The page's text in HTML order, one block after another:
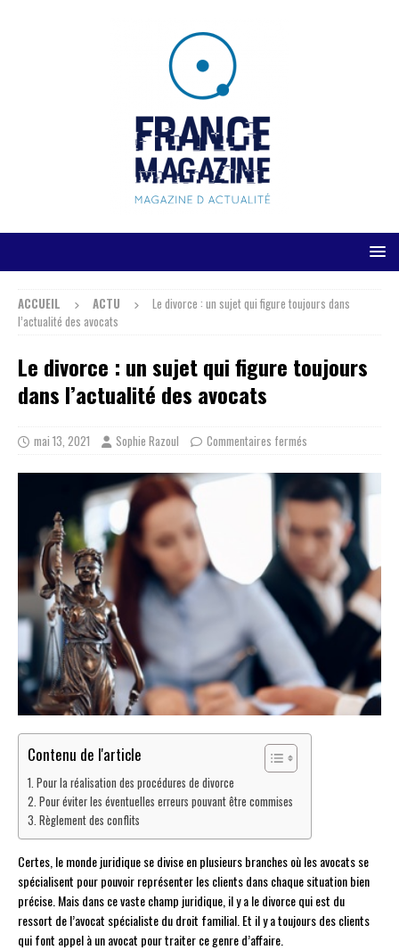
ACCUEIL ACTU
Le divorce : un sujet qui figure toujours dans
l’actualité des avocats
Le divorce : un sujet qui figure toujours
dans l’actualité des avocats
mai 13, 2021 Sophie Razoul Commentaires fermés
Contenu de l'article
Pour la réalisation des procédures de divorce
Pour éviter les éventuelles erreurs pouvant être commises
Règlement des conflits
Certes, le monde juridique se divise en plusieurs branches où les avocats se
spécialisent pour pouvoir représenter les clients dans chaque situation bien
précise. Mais dans ce vaste champ juridique, il y a le divorce qui est du
ressort de l’avocat spécialiste du droit familial. Et il y a toujours des clients
qui font appel à un avocat pour traiter ce genre d’affaire.